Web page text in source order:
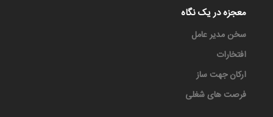
معجزه در یک نگاه
سخن مدیر عامل
افتخارات
ارکان جهت ساز
فرصت های شغلی